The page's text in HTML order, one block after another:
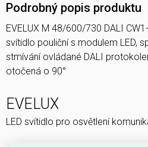
Podrobný popis produktu
EVELUX M 48/600/730 DALI
svítidlo pouliční s modulem LED,
stmívání ovládané DALI
otočená o 90°
EVELUX
LED svítidlo pro osvětlení